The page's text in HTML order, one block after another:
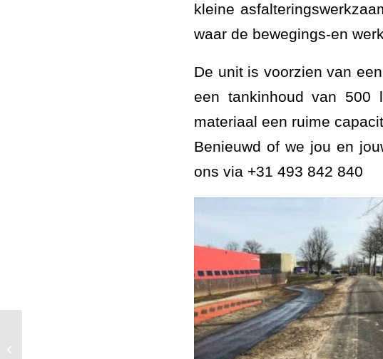
kleine
waar de bewegings-en
De unit is voorzien van
een tankinhoud van 500
materiaal een ruime
Benieuwd of we jou en
ons via +31 493 842 840